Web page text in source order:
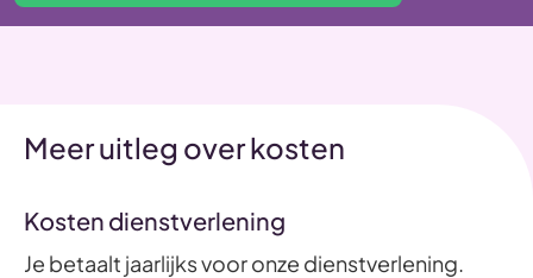
Meer uitleg over kosten
Kosten dienstverlening
Je betaalt jaarlijks voor onze dienstverlening.